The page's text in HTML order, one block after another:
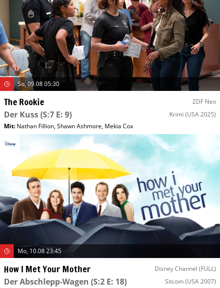
So, 09.08 05:30
The Rookie ZDF Neo
Der Kuss(S:7 E: 9) Krimi (USA 2025)
Mit: Nathan Fillion,Shawn Ashmore, Mekia Cox
Mo, 10.08 23:45
How I Met Your Mother Disney Channel (FULL)
Der Abschlepp-Wagen (S:2 E: 18) Sitcom (USA 2007)